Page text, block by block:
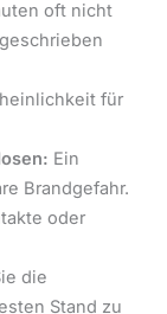
oft nicht
für
Ein
Brandgefahr.
oder
die
Stand zu